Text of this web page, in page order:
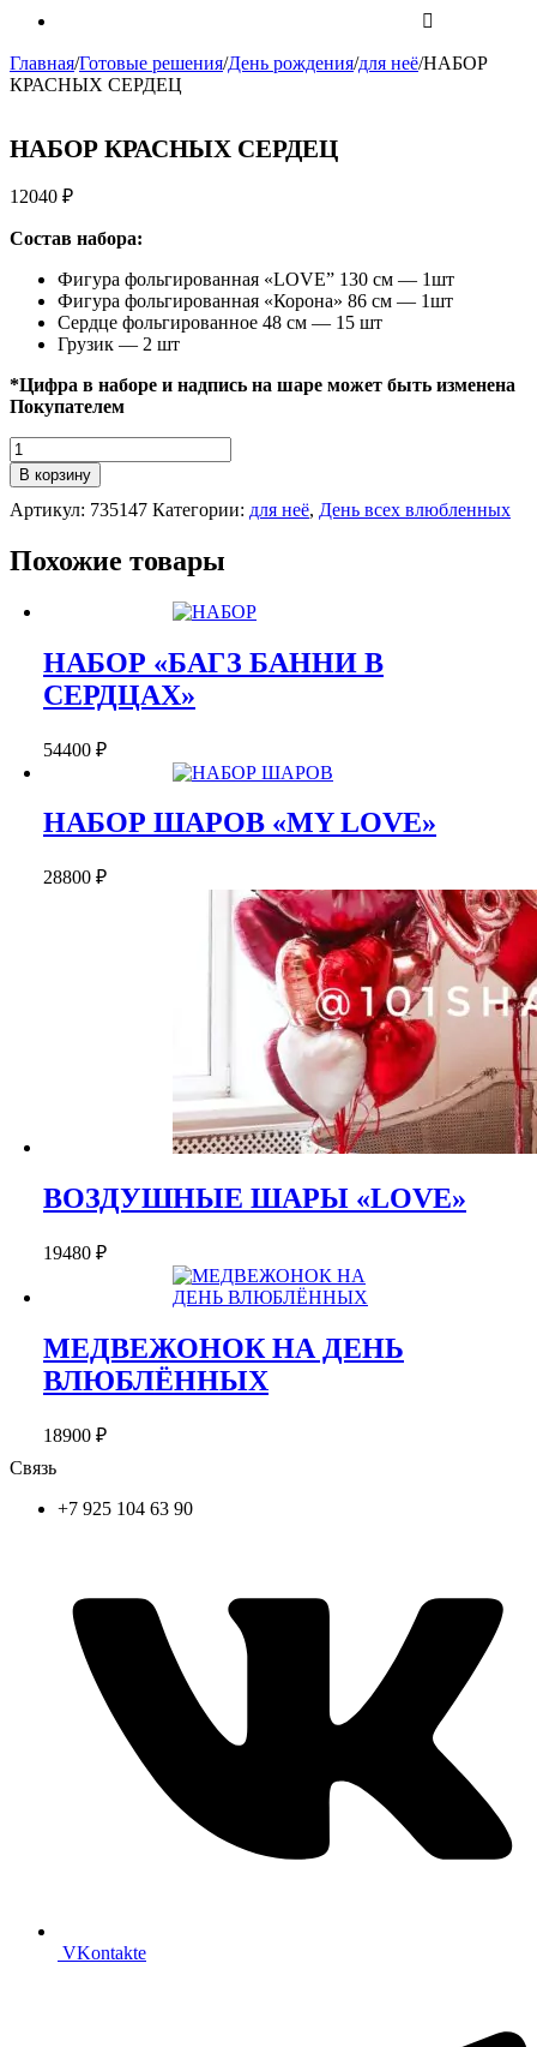
Главная/Готовые решения/День рождения/для неё/НАБОР
КРАСНЫХ СЕРДЕЦ
НАБОР КРАСНЫХ СЕРДЕЦ
12040 ₽
Состав набора:
Фигура фольгированная «LOVE” 130 см — 1шт
Фигура фольгированная «Корона» 86 см — 1шт
Сердце фольгированное 48 см — 15 шт
Грузик — 2 шт
*Цифра в наборе и надпись на шаре может быть изменена
Покупателем
Количество
НАБОР
КРАСНЫХ
СЕРДЕЦ
В корзину
Артикул: 735147 Категории: для неё, День всех влюбленных
Похожие товары
НАБОР «БАГЗ БАННИ В
СЕРДЦАХ»
54400 ₽
НАБОР ШАРОВ «MY LOVE»
28800 ₽
ВОЗДУШНЫЕ ШАРЫ «LOVE»
19480 ₽
МЕДВЕЖОНОК НА ДЕНЬ
ВЛЮБЛЁННЫХ
18900 ₽
Связь
+7 925 104 63 90
VKontakte